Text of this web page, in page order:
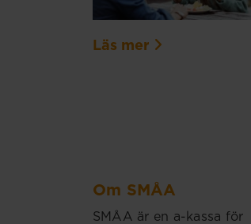
Läs mer
Om SMÅA
SMÅA är en a-kassa för